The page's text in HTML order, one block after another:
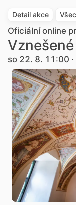
Detail akce
Oficiální online
so 22. 8. 11:00